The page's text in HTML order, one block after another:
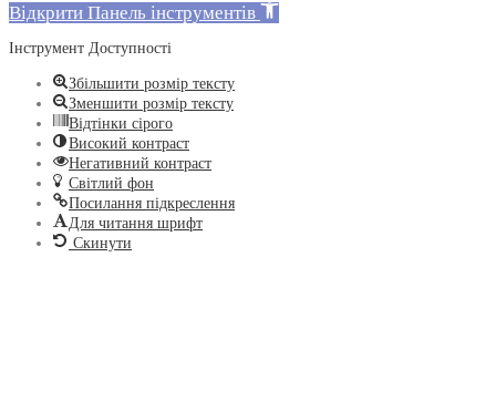
Відкрити Панель інструментів
Інструмент Доступності
Збільшити розмір тексту
Зменшити розмір тексту
Відтінки сірого
Високий контраст
Негативний контраст
Світлий фон
Посилання підкреслення
Для читання шрифт
Скинути